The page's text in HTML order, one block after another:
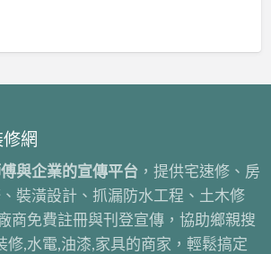
網
與企業的宣傳平台 ，提供宅速修、房
裝潢設計、抓漏防水工程、土木修
商免費註冊與刊登宣傳，協助鄉親搜
修,水電,油漆,家具的商家，輕鬆搞定